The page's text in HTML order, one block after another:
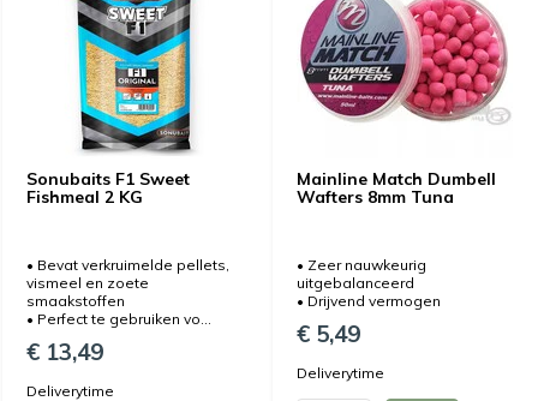
Sonubaits F1 Sweet
Fishmeal 2 KG
• Bevat verkruimelde pellets,
vismeel en zoete
smaakstoffen
• Perfect te gebruiken vo...
€ 13,49
Deliverytime
Mainline Match Dumbell
Wafters 8mm Tuna
• Zeer nauwkeurig
uitgebalanceerd
• Drijvend vermogen
€ 5,49
Deliverytime